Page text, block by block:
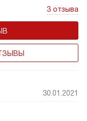
3 отзыва
30.01.2021